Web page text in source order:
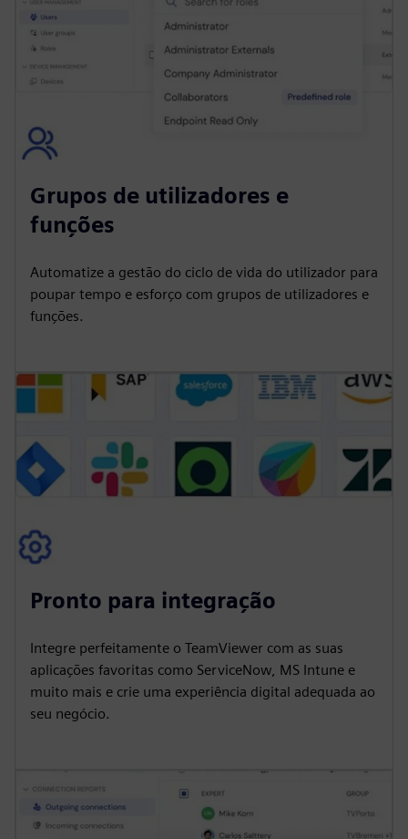
Grupos de utilizadores e
funções
Automatize a gestão do ciclo de vida do utilizador para
poupar tempo e esforço com grupos de utilizadores e
funções.
Pronto para integração
Integre perfeitamente o TeamViewer com as suas
aplicações favoritas como ServiceNow, MS Intune e
muito mais e crie uma experiência digital adequada ao
seu negócio.